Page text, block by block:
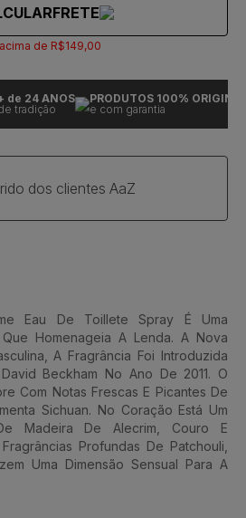
FRETE
de R$149,00
24 ANOS
tradição
PRODUTOS 100% ORIGINAIS
e com garantia
dos clientes AaZ
Eau De Toillete Spray É Uma
Homenageia A Lenda. A Nova
A Fragrância Foi Introduzida
Beckham No Ano De 2011. O
Com Notas Frescas E Picantes De
Sichuan. No Coração Está Um
Madeira De Alecrim, Couro E
Profundas De Patchouli,
Uma Dimensão Sensual Para A